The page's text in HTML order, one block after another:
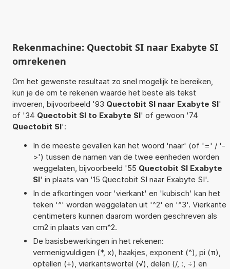
Rekenmachine: Quectobit SI naar Exabyte SI
omrekenen
Om het gewenste resultaat zo snel mogelijk te bereiken,
kun je de om te rekenen waarde het beste als tekst
invoeren, bijvoorbeeld '93 Quectobit SI naar Exabyte SI'
of '34 Quectobit SI to Exabyte SI' of gewoon '74
Quectobit SI':
In de meeste gevallen kan het woord 'naar' (of '=' / '-
>') tussen de namen van de twee eenheden worden
weggelaten, bijvoorbeeld '55 Quectobit SI Exabyte
SI' in plaats van '15 Quectobit SI naar Exabyte SI'.
In de afkortingen voor 'vierkant' en 'kubisch' kan het
teken '^' worden weggelaten uit '^2' en '^3'. Vierkante
centimeters kunnen daarom worden geschreven als
cm2 in plaats van cm^2.
De basisbewerkingen in het rekenen:
vermenigvuldigen (*, x), haakjes, exponent (^), pi (π),
optellen (+), vierkantswortel (√), delen (/, :, ÷) en